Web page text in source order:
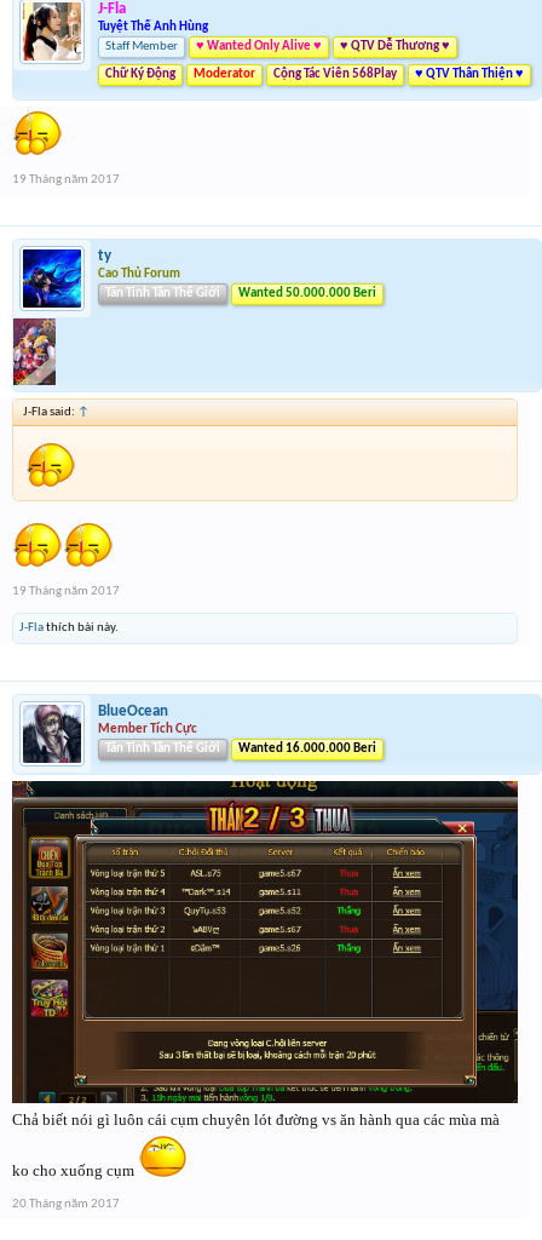
J-Fla
Tuyệt Thế Anh Hùng
Staff Member
♥ Wanted Only Alive ♥ ♥ QTV Dễ Thương ♥
Chữ Ký Động Moderator Cộng Tác Viên 568Play ♥ QTV Thân Thiện ♥
19 Tháng năm 2017
ty
Cao Thủ Forum
Tân Tinh Tân Thế Giới
Wanted 50.000.000 Beri
J-Fla said: ↑
19 Tháng năm 2017
J-Flathích bài này.
BlueOcean
Member Tích Cực
Tân Tinh Tân Thế Giới
Wanted 16.000.000 Beri
Chả biết nói gì luôn cái cụm chuyên lót đường vs ăn hành qua các mùa mà
ko cho xuống cụm
20 Tháng năm 2017